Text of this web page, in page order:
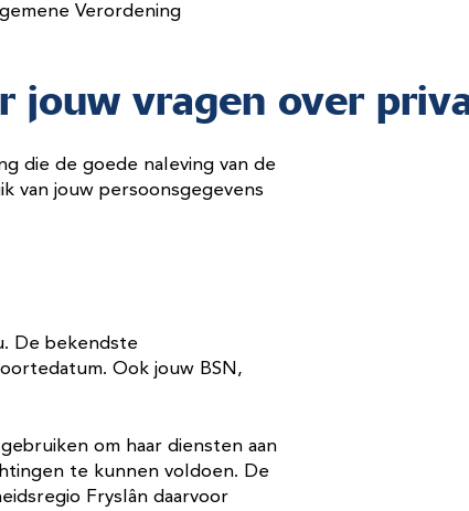
Verordening
jouw vragen over
die de goede naleving van de
van jouw persoonsgegevens
De bekendste
Ook jouw BSN,
om haar diensten aan
te kunnen voldoen. De
Fryslân daarvoor